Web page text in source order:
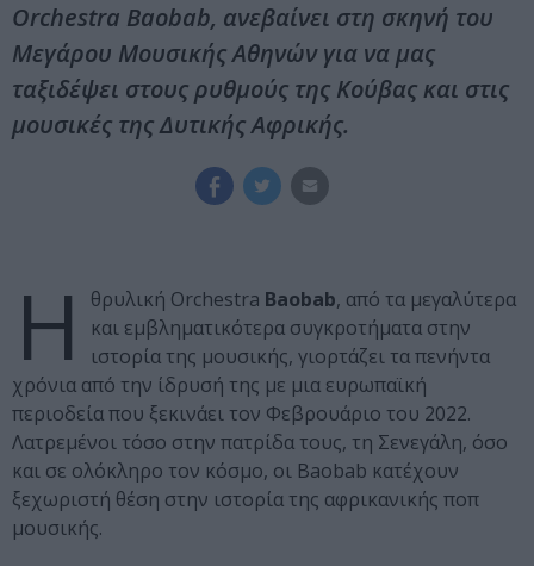
Orchestra Baobab, ανεβαίνει στη σκηνή του
Μεγάρου Μουσικής Αθηνών για να μας
ταξιδέψει στους ρυθμούς της Κούβας και στις
μουσικές της Δυτικής Αφρικής.
Η θρυλική Orchestra Baobab, από τα μεγαλύτερα
και εμβληματικότερα συγκροτήματα στην
ιστορία της μουσικής, γιορτάζει τα πενήντα
χρόνια από την ίδρυσή της με μια ευρωπαϊκή
περιοδεία που ξεκινάει τον Φεβρουάριο του 2022.
Λατρεμένοι τόσο στην πατρίδα τους, τη Σενεγάλη, όσο
και σε ολόκληρο τον κόσμο, οι Baobab κατέχουν
ξεχωριστή θέση στην ιστορία της αφρικανικής ποπ
μουσικής.